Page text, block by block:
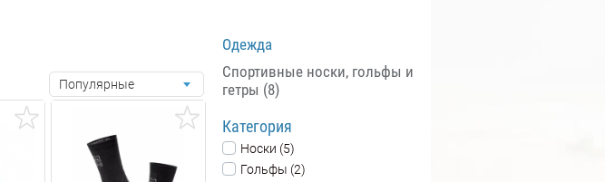
Популярные
Одежда
Спортивные носки, гольфы и
гетры (8)
Категория
Носки (5)
Гольфы (2)